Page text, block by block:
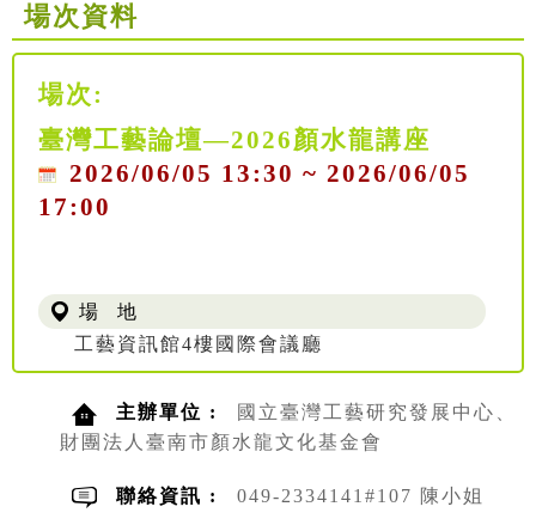
場次資料
場次:
臺灣工藝論壇—2026顏水龍講座
2026/06/05 13:30 ~ 2026/06/05
17:00
場 地
工藝資訊館4樓國際會議廳
主辦單位 :
國立臺灣工藝研究發展中心、
財團法人臺南市顏水龍文化基金會
聯絡資訊 : 049-2334141#107 陳小姐